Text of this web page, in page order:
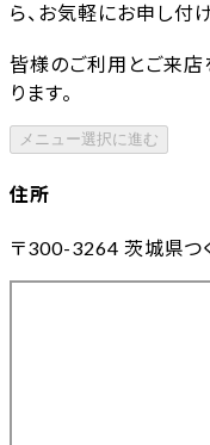
ら、お気軽にお申し付け
皆様のご利用とご来店
ります。
メニュー選択に進む
住所
〒300-3264 茨城県つ